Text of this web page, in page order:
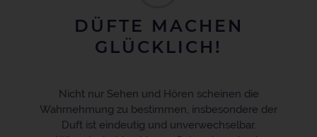
DÜFTE MACHEN
GLÜCKLICH!
Nicht nur Sehen und Hören scheinen die
Wahrnehmung zu bestimmen, insbesondere der
Duft ist eindeutig und unverwechselbar.